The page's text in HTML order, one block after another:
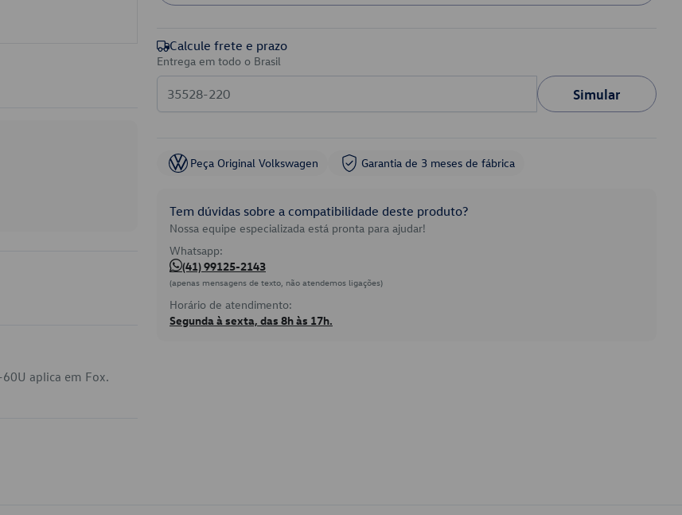
aplica em Fox.
Calcule frete e prazo
Entrega em todo o Brasil
Simular
Peça Original Volkswagen Garantia de 3 meses de fábrica
Tem dúvidas sobre a compatibilidade deste produto?
Nossa equipe especializada está pronta para ajudar!
Whatsapp:
(41) 99125-2143
(apenas mensagens de texto, não atendemos ligações)
Horário de atendimento:
Segunda à sexta, das 8h às 17h.